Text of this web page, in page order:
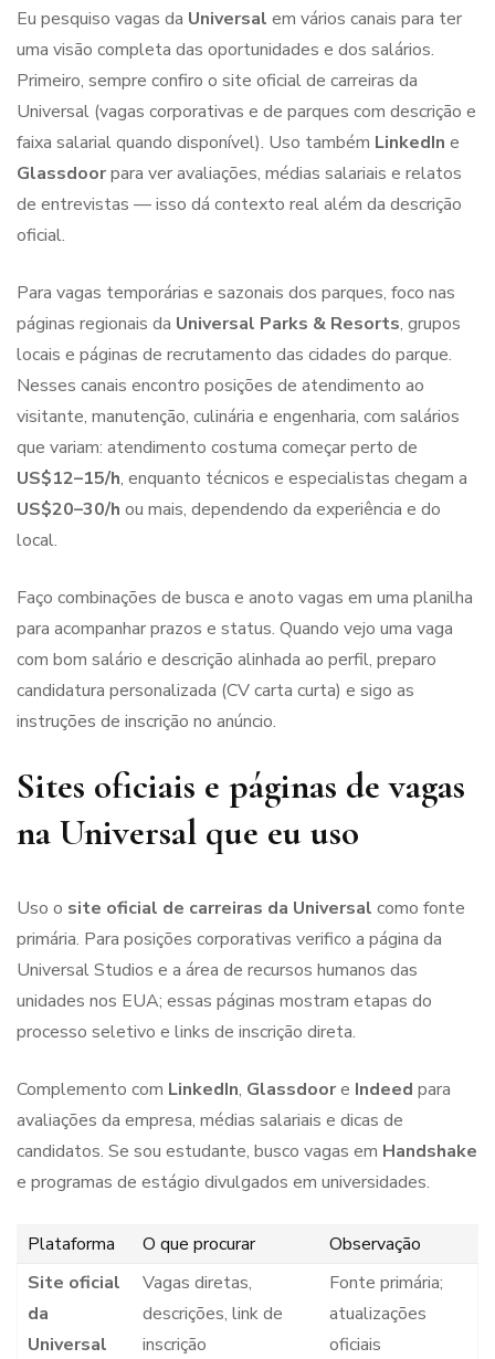
Eu pesquiso vagas da Universal em vários canais para ter
uma visão completa das oportunidades e dos salários.
Primeiro, sempre confiro o site oficial de carreiras da
Universal (vagas corporativas e de parques com descrição e
faixa salarial quando disponível). Uso também LinkedIn e
Glassdoorpara ver avaliações, médias salariais e relatos
de entrevistas — isso dá contexto real além da descrição
oficial.
Para vagas temporárias e sazonais dos parques, foco nas
páginas regionais da Universal Parks & Resorts, grupos
locais e páginas de recrutamento das cidades do parque.
Nesses canais encontro posições de atendimento ao
visitante, manutenção, culinária e engenharia, com salários
que variam: atendimento costuma começar perto de
US$12–15/h, enquanto técnicos e especialistas chegam a
US$20–30/h ou mais, dependendo da experiência e do
local.
Faço combinações de busca e anoto vagas em uma planilha
para acompanhar prazos e status. Quando vejo uma vaga
com bom salário e descrição alinhada ao perfil, preparo
candidatura personalizada (CV carta curta) e sigo as
instruções de inscrição no anúncio.
Sites oficiais e páginas de vagas
na Universal que eu uso
Uso o site oficial de carreiras da Universal como fonte
primária. Para posições corporativas verifico a página da
Universal Studios e a área de recursos humanos das
unidades nos EUA; essas páginas mostram etapas do
processo seletivo e links de inscrição direta.
Complemento com LinkedIn, Glassdoore Indeed para
avaliações da empresa, médias salariais e dicas de
candidatos. Se sou estudante, busco vagas em Handshake
e programas de estágio divulgados em universidades.
Plataforma O que procurar
Observação
Site oficial
da
Universal
Vagas diretas,
descrições, link de
inscrição
Fonte primária;
atualizações
oficiais